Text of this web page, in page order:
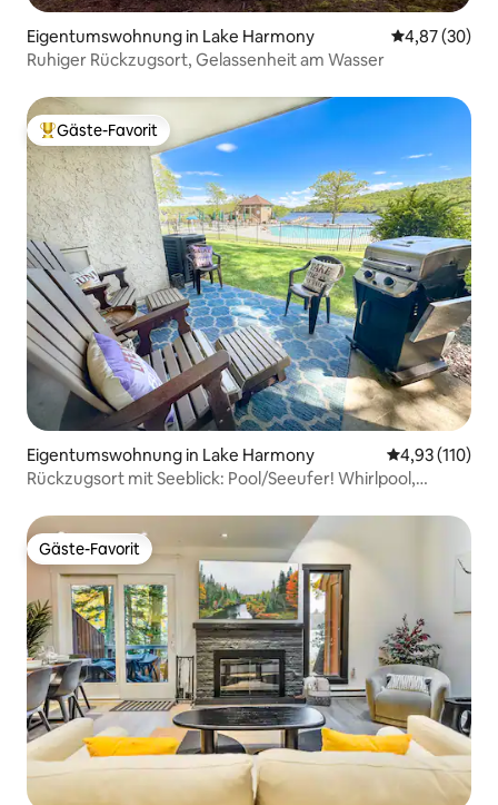
Eigentumswohnung in Lake Harmony
4,87 (30)
Ruhiger Rückzugsort, Gelassenheit am Wasser
Beliebter Gäste-Favorit.
Gäste-Favorit
Eigentumswohnung in Lake Harmony
4,93 (110)
Rückzugsort mit Seeblick: Pool/Seeufer! Whirlpool,
Gäste-Favorit
Gäste-Favorit